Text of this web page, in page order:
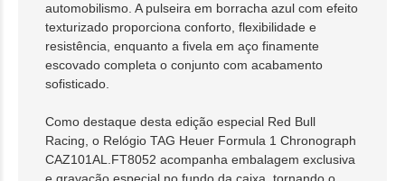
automobilismo. A pulseira em borracha azul com efeito
texturizado proporciona conforto, flexibilidade e
resistência, enquanto a fivela em aço finamente
escovado completa o conjunto com acabamento
sofisticado.
Como destaque desta edição especial Red Bull
Racing, o Relógio TAG Heuer Formula 1 Chronograph
CAZ101AL.FT8052 acompanha embalagem exclusiva